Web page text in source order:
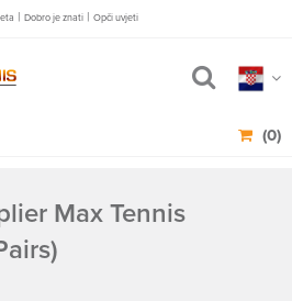
| Dobro je znati | Opči uvjeti
(0)
Max Tennis